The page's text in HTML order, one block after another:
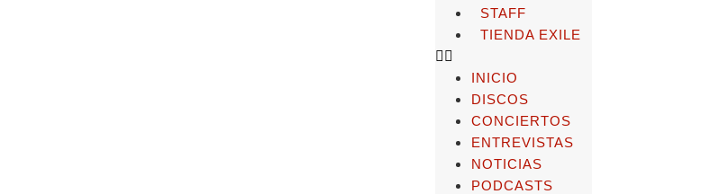
STAFF
TIENDA EXILE
INICIO
DISCOS
CONCIERTOS
ENTREVISTAS
NOTICIAS
PODCASTS